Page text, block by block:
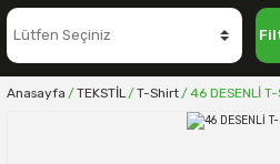
Anasayfa TEKSTİL T-Shirt 46 DESENLİ T-